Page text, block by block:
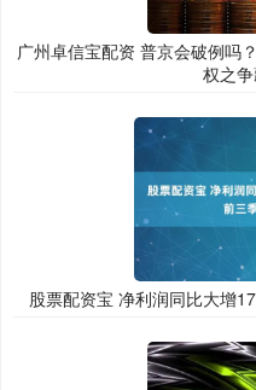
广州卓信宝配资 普京会破例吗
权之
股票配资宝 净利润同比大增